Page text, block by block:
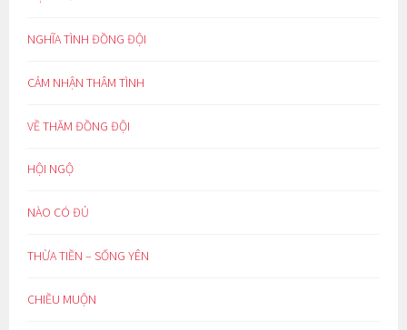
NGHĨA TÌNH ĐỒNG ĐỘI
CẢM NHẬN THÂM TÌNH
VỀ THĂM ĐỒNG ĐỘI
HỘI NGỘ
NÀO CÓ ĐỦ
THỪA TIỀN – SỐNG YÊN
CHIỀU MUỘN